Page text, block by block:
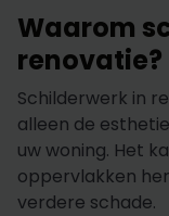
Waarom
renovatie?
Schilderwerk in
alleen de
uw woning. Het
oppervlakken
verdere schade.